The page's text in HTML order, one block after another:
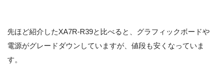
先ほど紹介したXA7R-R39と比べると、グラフィックボードや
電源がグレードダウンしていますが、値段も安くなっていま
す。